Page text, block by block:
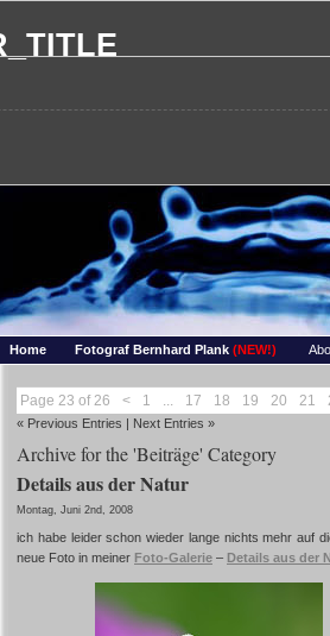
Home Fotograf Bernhard Plank (NEW!)
Page 23 of 26 < 1 ... 17 18 19 20 21
« Previous Entries | Next Entries »
Archive for the 'Beiträge' Category
Details aus der Natur
Montag, Juni 2nd, 2008
ich habe leider schon wieder lange nichts mehr auf
neue Foto in meiner Foto-Galerie – Details aus der